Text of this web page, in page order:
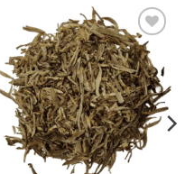
Ajouter
à la liste
de
souhaits